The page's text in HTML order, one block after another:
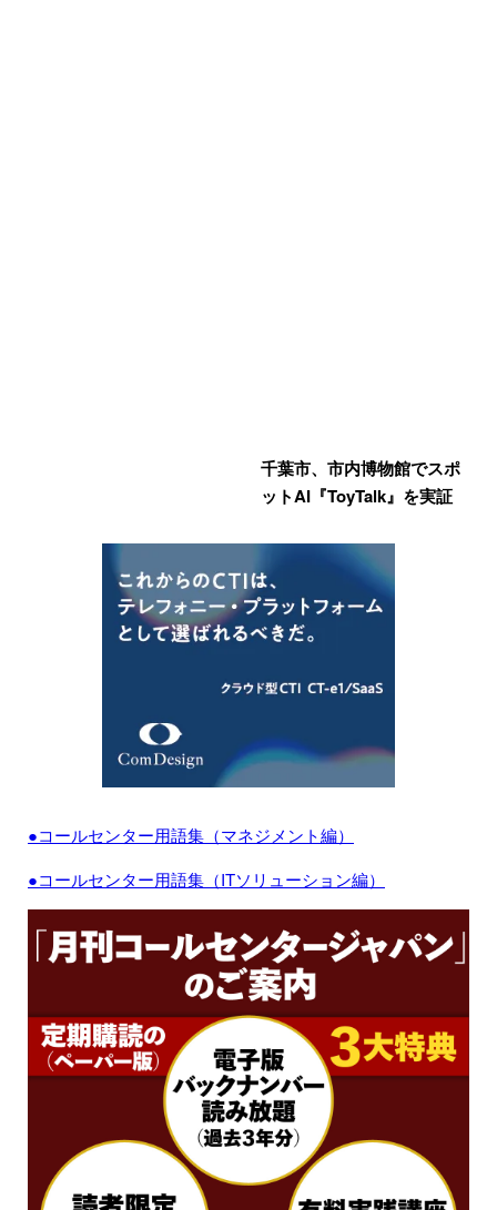
千葉市、市内博物館でスポ
ットAI『ToyTalk』を実証
●コールセンター用語集（マネジメント編）
●コールセンター用語集（ITソリューション編）